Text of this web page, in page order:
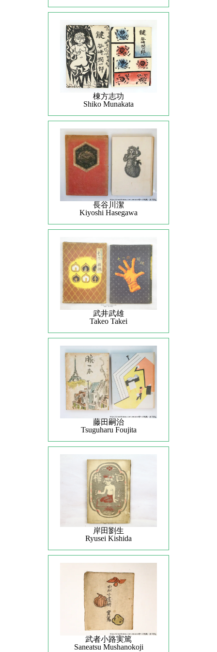
棟方志功
Shiko Munakata
長谷川潔
Kiyoshi Hasegawa
武井武雄
Takeo Takei
藤田嗣治
Tsuguharu Foujita
岸田劉生
Ryusei Kishida
武者小路実篤
Saneatsu Mushanokoji